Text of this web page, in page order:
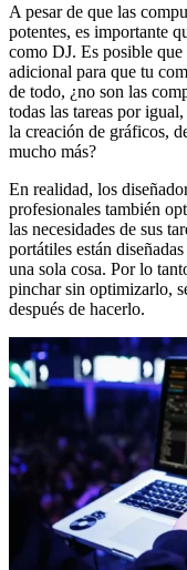
A pesar de que las
potentes, es importante
como DJ. Es posible que
adicional para que tu
de todo, ¿no son las
todas las tareas por
la creación de gráficos,
mucho más?
En realidad, los
profesionales también
las necesidades de sus
portátiles están
una sola cosa. Por lo
pinchar sin optimizarlo,
después de hacerlo.